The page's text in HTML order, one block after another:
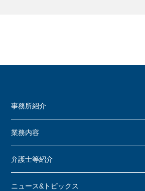
事務所紹介
業務内容
弁護士等紹介
ニュース&トピックス